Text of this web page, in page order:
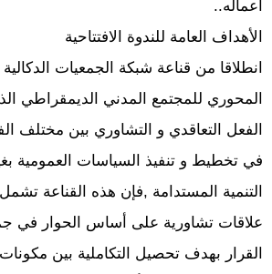
أعماله..
الأهداف العامة للندوة الافتتاحية
انطلاقا من قناعة شبكة الجمعيات الدكالية
المحوري للمجتمع المدني الديمقراطي
الفعل التعاقدي و التشاوري بين مختلف
في تخطيط و تنفيذ السياسات العمومية
التنمية المستدامة ,فإن هذه القناعة
علاقات تشاورية على أساس الحوار في
القرار بهدف تحصيل التكاملية بين